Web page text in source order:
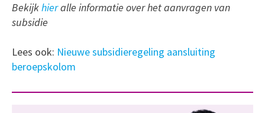
Bekijkhieralle informatie over het aanvragen van
subsidie
Lees ook: Nieuwe subsidieregeling aansluiting
beroepskolom